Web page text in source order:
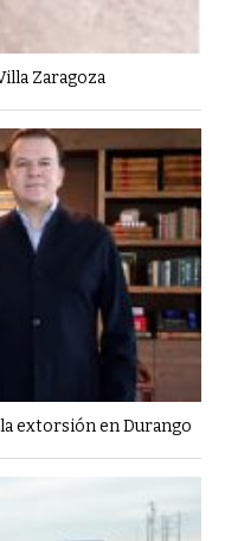
Zaragoza
extorsión en Durango